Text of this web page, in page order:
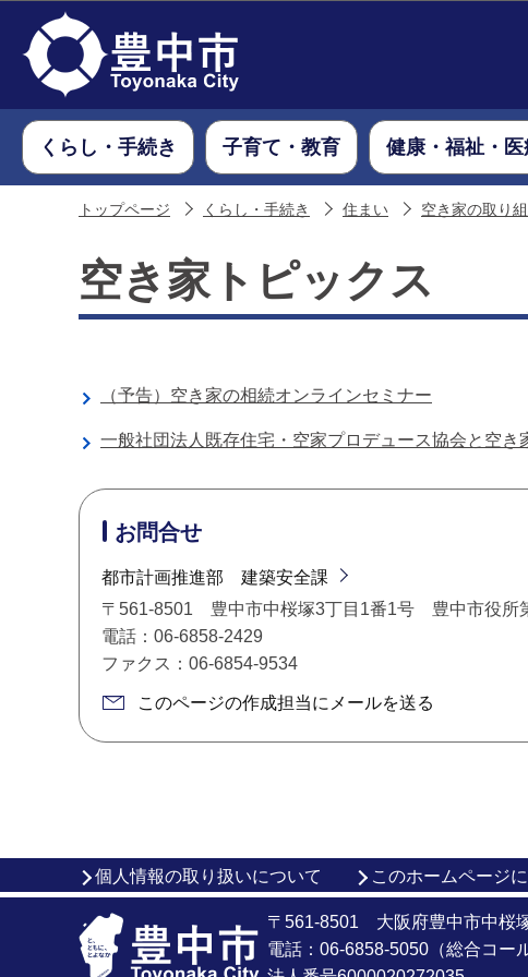
くらし・手続き 子育て・教育 健康・福祉・医
トップページ くらし・手続き 住まい 空き家の取り
空き家トピックス
（予告）空き家の相続オンラインセミナー
一般社団法人既存住宅・空家プロデュース協会と空
お問合せ
都市計画推進部 建築安全課
〒561-8501 豊中市中桜塚3丁目1番1号 豊中市役所
電話：06-6858-2429
ファクス：06-6854-9534
このページの作成担当にメールを送る
個人情報の取り扱いについて このホームページ
〒561-8501 大阪府豊中市中桜
電話：06-6858-5050（総合コー